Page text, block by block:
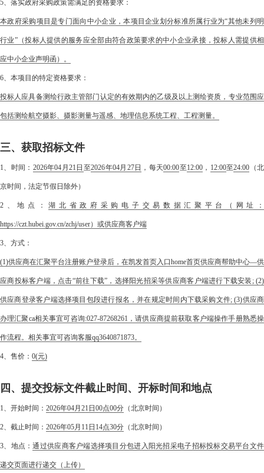
5、落实政府采购政策需满足的资格要求：
本政府采购项目是专门面向中小企业，本项目企业划分标准所属行业为“其他未列明
行业”（投标人提供的服务应全部由符合政策要求的中小企业承接，投标人需提供相
应中小企业声明函）。
6、本项目的特定资格要求：
投标人应具备测绘行政主管部门认定的有效期内的乙级及以上测绘资质，专业范围应
包括测绘航空摄影、摄影测量与遥感、地理信息系统工程、工程测量。
三、获取招标文件
1、时间： 2026年04月21日 至2026年04月27日 ，每天00:00至12:00 ， 12:00至24:00 （北
京时间，法定节假日除外）
2、地点：湖北省政府采购电子交易数据汇聚平台（网址：
https://czt.hubei.gov.cn/zchj/user）或供应商客户端
3、方式：
(1)供应商在汇聚平台注册账户登录后，在凯发首页入口home首页供应商帮助中心—供
应商投标客户端，点击“前往下载”，选择阳光招采等供应商客户端进行下载安装; (2)
供应商登录客户端选择项目包段进行报名，并在规定时间内下载采购文件; (3)供应商
办理汇聚ca相关事宜可咨询:027-87268261，请供应商提前获取客户端操作手册熟悉操
作流程。相关事宜可咨询客服qq3640871873。
4、售价： 0(元)
四、提交投标文件截止时间、开标时间和地点
1、开始时间： 2026年04月21日00点00分 （北京时间）
2、截止时间： 2026年05月11日14点30分 （北京时间）
3、地点：通过供应商客户端选择项目分包进入阳光招采电子招标投标交易平台文件
递交页面进行递交（上传）